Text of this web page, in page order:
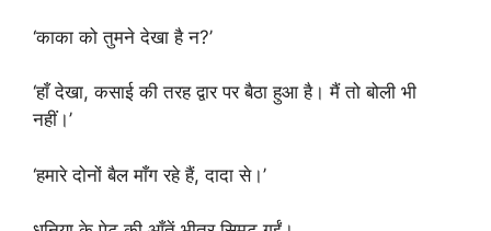
‘काका को तुमने देखा है न?’
‘हाँ देखा, कसाई की तरह द्वार पर बैठा हुआ है। मैं तो बोली भी
नहीं।’
‘हमारे दोनों बैल माँग रहे हैं, दादा से।’